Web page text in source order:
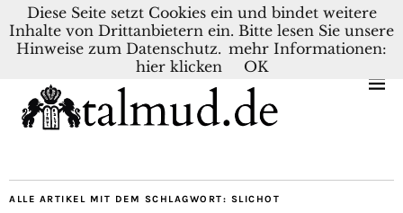
KONTAKT BLOG DEUTSCH NEDERLANDS
ALLE ARTIKEL MIT DEM SCHLAGWORT: SLICHOT
Diese Seite setzt Cookies ein und bindet weitere
Inhalte von Drittanbietern ein. Bitte lesen Sie unsere
Hinweise zum Datenschutz. mehr Informationen:
hier klicken
OK